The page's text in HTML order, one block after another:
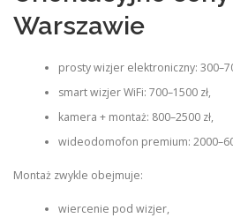
Warszawie
prosty wizjer elektroniczny:
smart wizjer WiFi: 700–1500 zł,
kamera + montaż: 800–2500 zł,
wideodomofon premium:
Montaż zwykle obejmuje:
wiercenie pod wizjer,